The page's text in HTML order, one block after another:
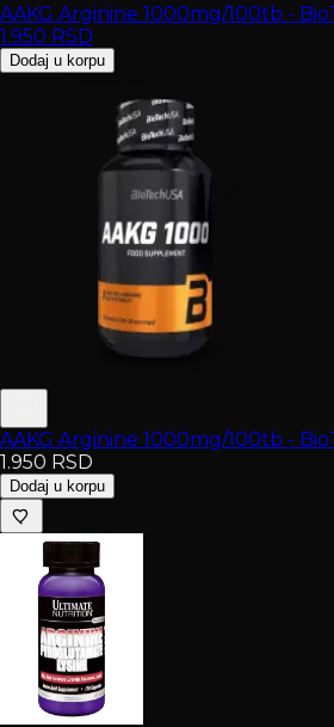
AAKG Arginine 1000mg/100tb -
1.950 RSD
Dodaj u korpu
AAKG Arginine 1000mg/100tb -
1.950 RSD
Dodaj u korpu